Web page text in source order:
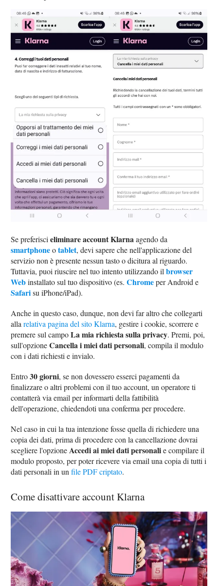
Se preferiscieliminare account Klarnaagendo da
smartphoneotablet, devi sapere che nell'applicazione del
servizio non è presente nessun tasto o dicitura al riguardo.
Tuttavia, puoi riuscire nel tuo intento utilizzando ilbrowser
Webinstallato sul tuo dispositivo (es.Chromeper Android e
Safarisu iPhone/iPad).
Anche in questo caso, dunque, non devi far altro che collegarti
allarelativa pagina del sito Klarna, gestire i cookie, scorrere e
premere sul campoLa mia richiesta sulla privacy. Premi, poi,
sull'opzioneCancella i miei dati personali, compila il modulo
con i dati richiesti e invialo.
Entro30 giorni, se non dovessero esserci pagamenti da
finalizzare o altri problemi con il tuo account, un operatore ti
contatterà via email per informarti della fattibilità
dell'operazione, chiedendoti una conferma per procedere.
Nel caso in cui la tua intenzione fosse quella di richiedere una
copia dei dati, prima di procedere con la cancellazione dovrai
scegliere l'opzione Accedi ai miei dati personalie compilare il
modulo proposto, per poter ricevere via email una copia di tutti i
dati personali in unfile PDF criptato.
Come disattivare account Klarna